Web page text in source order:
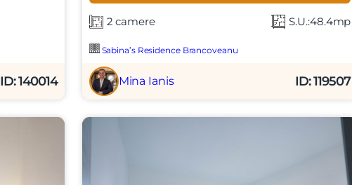
ID: 140014
2 camere S.U.:48.4mp
Sabina’s Residence Brancoveanu
Mina Ianis ID: 119507